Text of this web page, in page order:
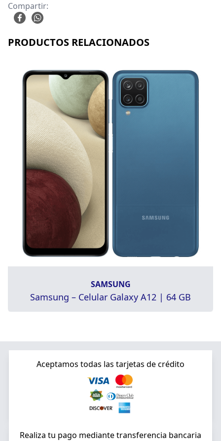
Compartir:
PRODUCTOS RELACIONADOS
SAMSUNG
Samsung – Celular Galaxy A12 | 64 GB
Aceptamos todas las tarjetas de crédito
Realiza tu pago mediante transferencia bancaria